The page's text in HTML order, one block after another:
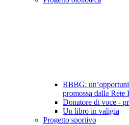
RBBG:
promossa dalla Rete
Donatore di voce -
Un libro in valigia
Progetto sportivo